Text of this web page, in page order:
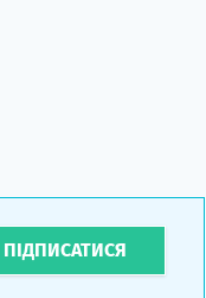
ПІДПИСАТИСЯ